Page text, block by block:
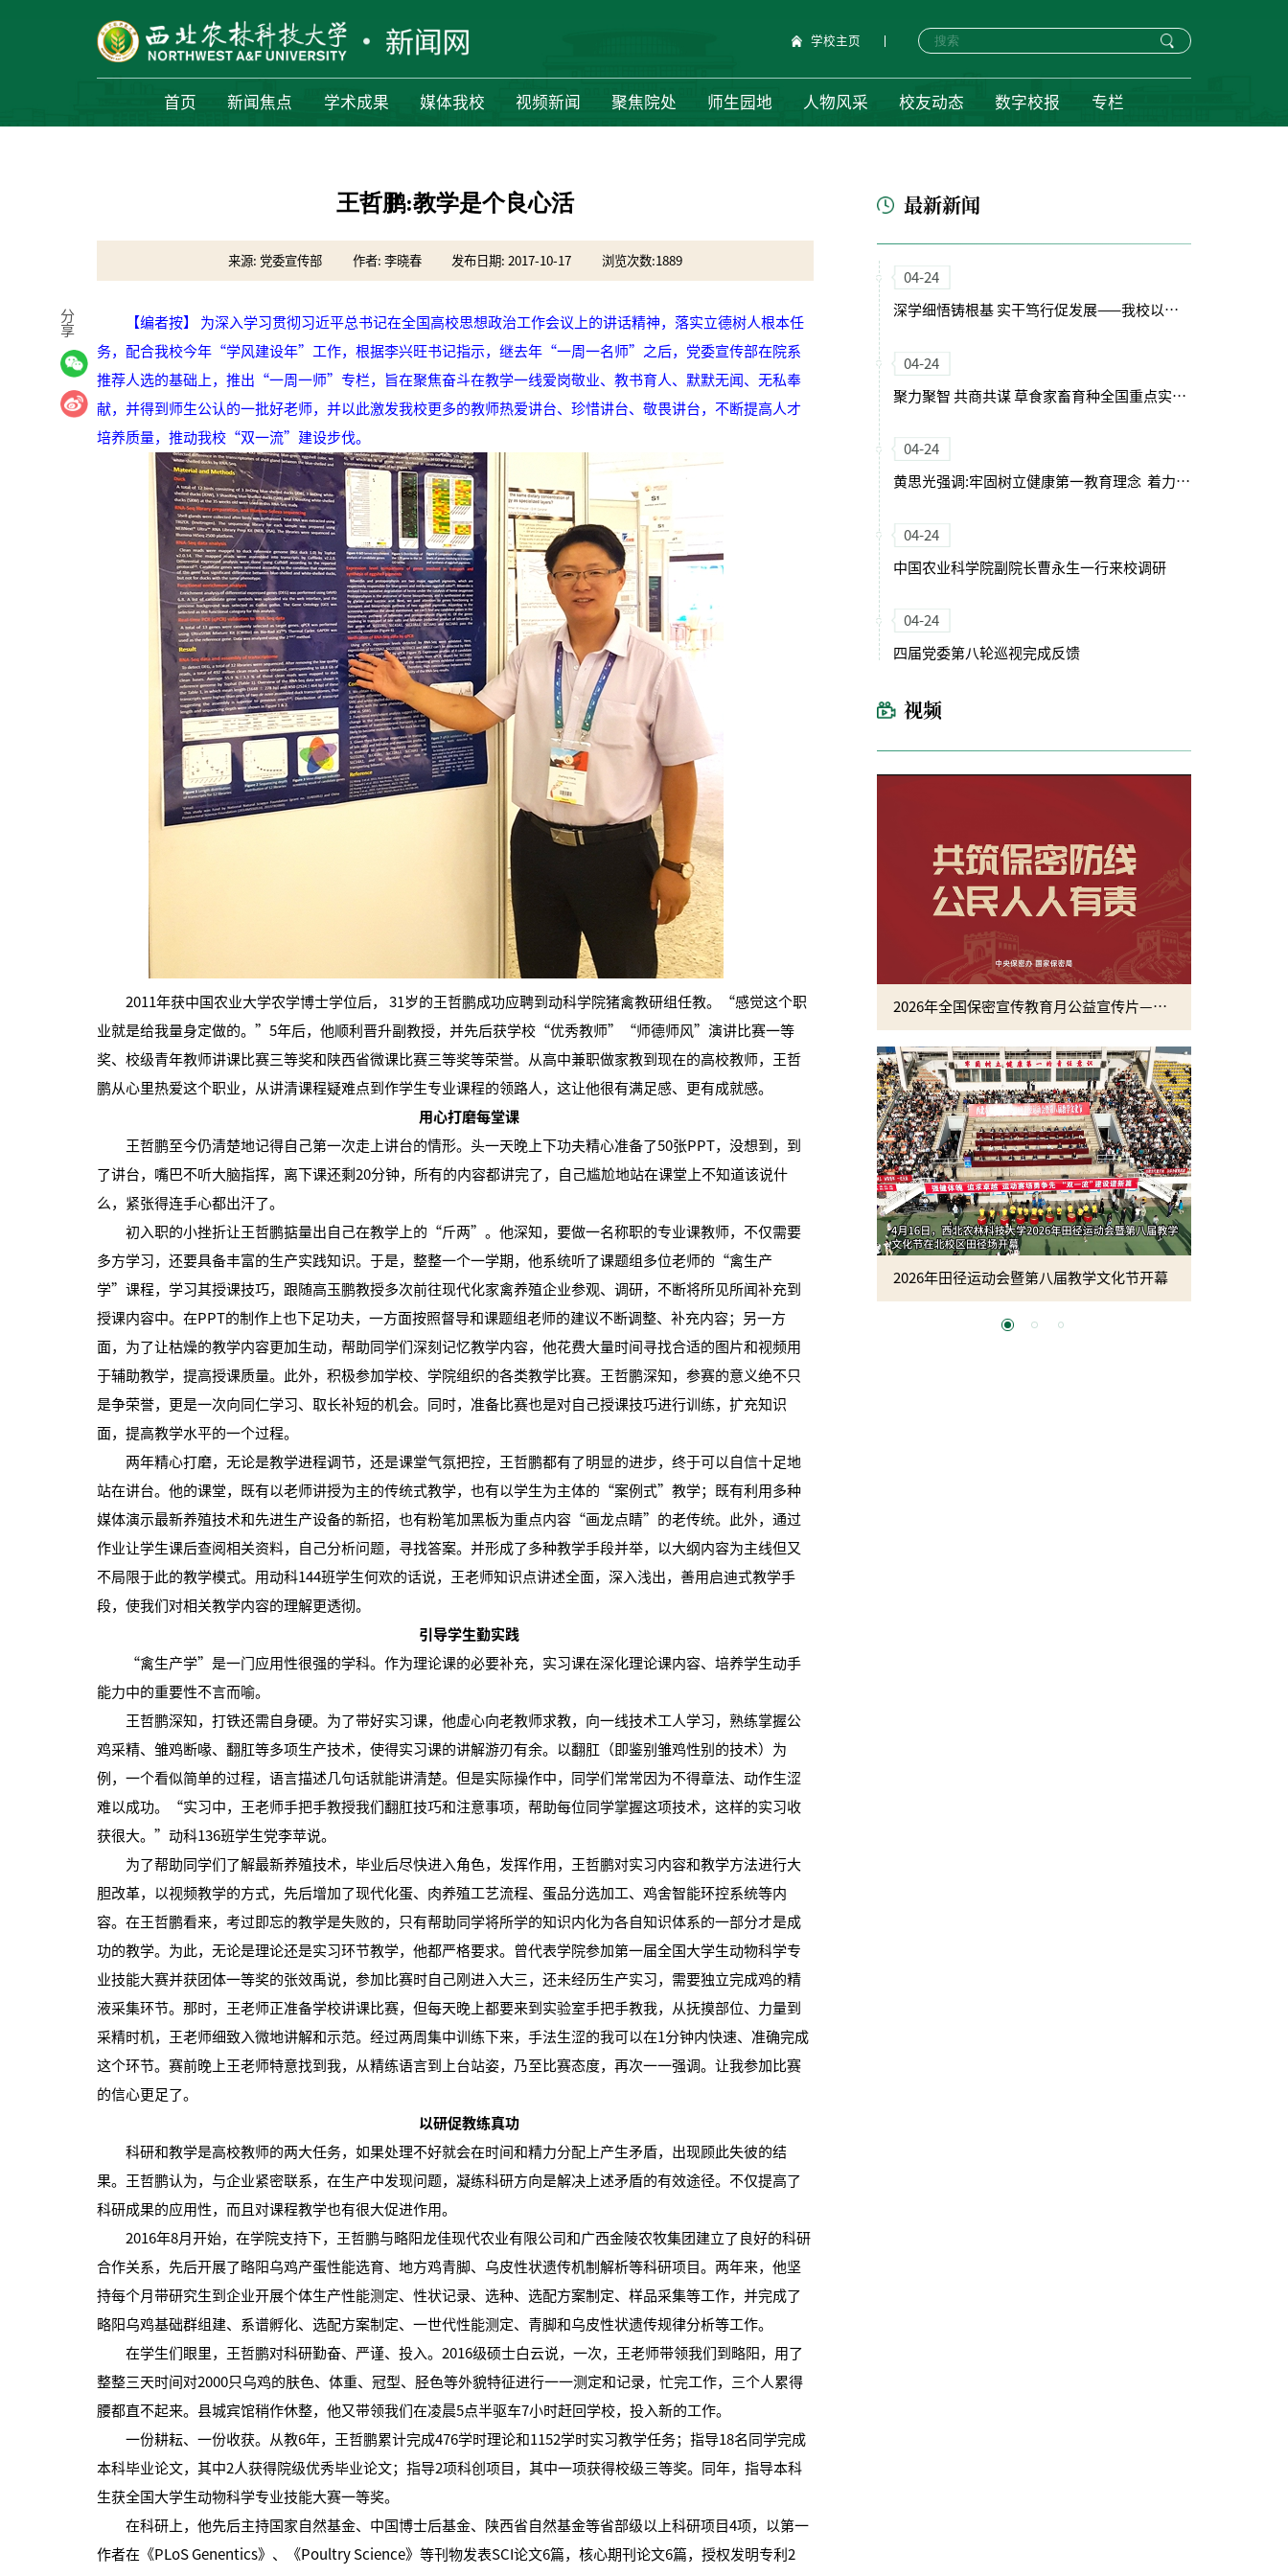
学校主页
首页 新闻焦点 学术成果 媒体我校 视频新闻 聚焦院处 师生园地 人物风采 校友动态 数字校报 专栏
王哲鹏:教学是个良心活
来源: 党委宣传部 作者: 李晓春 发布日期: 2017-10-17 浏览次数:1889
【编者按】 为深入学习贯彻习近平总书记在全国高校思想政治工作会议上的讲话精神，落实立德树人根本任
务，配合我校今年“学风建设年”工作，根据李兴旺书记指示，继去年“一周一名师”之后，党委宣传部在院系
推荐人选的基础上，推出“一周一师”专栏，旨在聚焦奋斗在教学一线爱岗敬业、教书育人、默默无闻、无私奉
献，并得到师生公认的一批好老师，并以此激发我校更多的教师热爱讲台、珍惜讲台、敬畏讲台，不断提高人才
培养质量，推动我校“双一流”建设步伐。
2011年获中国农业大学农学博士学位后， 31岁的王哲鹏成功应聘到动科学院猪禽教研组任教。“感觉这个职
业就是给我量身定做的。”5年后，他顺利晋升副教授，并先后获学校“优秀教师”“师德师风”演讲比赛一等
奖、校级青年教师讲课比赛三等奖和陕西省微课比赛三等奖等荣誉。从高中兼职做家教到现在的高校教师，王哲
鹏从心里热爱这个职业，从讲清课程疑难点到作学生专业课程的领路人，这让他很有满足感、更有成就感。
用心打磨每堂课
王哲鹏至今仍清楚地记得自己第一次走上讲台的情形。头一天晚上下功夫精心准备了50张PPT，没想到，到
了讲台，嘴巴不听大脑指挥，离下课还剩20分钟，所有的内容都讲完了，自己尴尬地站在课堂上不知道该说什
么，紧张得连手心都出汗了。
初入职的小挫折让王哲鹏掂量出自己在教学上的“斤两”。他深知，要做一名称职的专业课教师，不仅需要
多方学习，还要具备丰富的生产实践知识。于是，整整一个一学期，他系统听了课题组多位老师的“禽生产
学”课程，学习其授课技巧，跟随高玉鹏教授多次前往现代化家禽养殖企业参观、调研，不断将所见所闻补充到
授课内容中。在PPT的制作上也下足功夫，一方面按照督导和课题组老师的建议不断调整、补充内容；另一方
面，为了让枯燥的教学内容更加生动，帮助同学们深刻记忆教学内容，他花费大量时间寻找合适的图片和视频用
于辅助教学，提高授课质量。此外，积极参加学校、学院组织的各类教学比赛。王哲鹏深知，参赛的意义绝不只
是争荣誉，更是一次向同仁学习、取长补短的机会。同时，准备比赛也是对自己授课技巧进行训练，扩充知识
面，提高教学水平的一个过程。
两年精心打磨，无论是教学进程调节，还是课堂气氛把控，王哲鹏都有了明显的进步，终于可以自信十足地
站在讲台。他的课堂，既有以老师讲授为主的传统式教学，也有以学生为主体的“案例式”教学；既有利用多种
媒体演示最新养殖技术和先进生产设备的新招，也有粉笔加黑板为重点内容“画龙点睛”的老传统。此外，通过
作业让学生课后查阅相关资料，自己分析问题，寻找答案。并形成了多种教学手段并举，以大纲内容为主线但又
不局限于此的教学模式。用动科144班学生何欢的话说，王老师知识点讲述全面，深入浅出，善用启迪式教学手
段，使我们对相关教学内容的理解更透彻。
引导学生勤实践
“禽生产学”是一门应用性很强的学科。作为理论课的必要补充，实习课在深化理论课内容、培养学生动手
能力中的重要性不言而喻。
王哲鹏深知，打铁还需自身硬。为了带好实习课，他虚心向老教师求教，向一线技术工人学习，熟练掌握公
鸡采精、雏鸡断喙、翻肛等多项生产技术，使得实习课的讲解游刃有余。以翻肛（即鉴别雏鸡性别的技术）为
例，一个看似简单的过程，语言描述几句话就能讲清楚。但是实际操作中，同学们常常因为不得章法、动作生涩
难以成功。“实习中，王老师手把手教授我们翻肛技巧和注意事项，帮助每位同学掌握这项技术，这样的实习收
获很大。”动科136班学生党李苹说。
为了帮助同学们了解最新养殖技术，毕业后尽快进入角色，发挥作用，王哲鹏对实习内容和教学方法进行大
胆改革，以视频教学的方式，先后增加了现代化蛋、肉养殖工艺流程、蛋品分选加工、鸡舍智能环控系统等内
容。在王哲鹏看来，考过即忘的教学是失败的，只有帮助同学将所学的知识内化为各自知识体系的一部分才是成
功的教学。为此，无论是理论还是实习环节教学，他都严格要求。曾代表学院参加第一届全国大学生动物科学专
业技能大赛并获团体一等奖的张效禹说，参加比赛时自己刚进入大三，还未经历生产实习，需要独立完成鸡的精
液采集环节。那时，王老师正准备学校讲课比赛，但每天晚上都要来到实验室手把手教我，从抚摸部位、力量到
采精时机，王老师细致入微地讲解和示范。经过两周集中训练下来，手法生涩的我可以在1分钟内快速、准确完成
这个环节。赛前晚上王老师特意找到我，从精练语言到上台站姿，乃至比赛态度，再次一一强调。让我参加比赛
的信心更足了。
以研促教练真功
科研和教学是高校教师的两大任务，如果处理不好就会在时间和精力分配上产生矛盾，出现顾此失彼的结
果。王哲鹏认为，与企业紧密联系，在生产中发现问题，凝练科研方向是解决上述矛盾的有效途径。不仅提高了
科研成果的应用性，而且对课程教学也有很大促进作用。
2016年8月开始，在学院支持下，王哲鹏与略阳龙佳现代农业有限公司和广西金陵农牧集团建立了良好的科研
合作关系，先后开展了略阳乌鸡产蛋性能选育、地方鸡青脚、乌皮性状遗传机制解析等科研项目。两年来，他坚
持每个月带研究生到企业开展个体生产性能测定、性状记录、选种、选配方案制定、样品采集等工作，并完成了
略阳乌鸡基础群组建、系谱孵化、选配方案制定、一世代性能测定、青脚和乌皮性状遗传规律分析等工作。
在学生们眼里，王哲鹏对科研勤奋、严谨、投入。2016级硕士白云说，一次，王老师带领我们到略阳，用了
整整三天时间对2000只乌鸡的肤色、体重、冠型、胫色等外貌特征进行一一测定和记录，忙完工作，三个人累得
腰都直不起来。县城宾馆稍作休整，他又带领我们在凌晨5点半驱车7小时赶回学校，投入新的工作。
一份耕耘、一份收获。从教6年，王哲鹏累计完成476学时理论和1152学时实习教学任务；指导18名同学完成
本科毕业论文，其中2人获得院级优秀毕业论文；指导2项科创项目，其中一项获得校级三等奖。同年，指导本科
生获全国大学生动物科学专业技能大赛一等奖。
在科研上，他先后主持国家自然基金、中国博士后基金、陕西省自然基金等省部级以上科研项目4项，以第一
作者在《PLoS Genentics》、《Poultry Science》等刊物发表SCI论文6篇，核心期刊论文6篇，授权发明专利2
分
享
最新新闻
04-24
深学细悟铸根基 实干笃行促发展——我校以正确政绩观引领“十五五”开局新征程
04-24
聚力聚智 共商共谋 草食家畜育种全国重点实验室（筹）学术委员会会议召开
04-24
黄思光强调:牢固树立健康第一教育理念 着力培养德智体美劳全面发展的卓越农林人才
04-24
中国农业科学院副院长曹永生一行来校调研
04-24
四届党委第八轮巡视完成反馈
视频
2026年全国保密宣传教育月公益宣传片—方寸之间
2026年田径运动会暨第八届教学文化节开幕